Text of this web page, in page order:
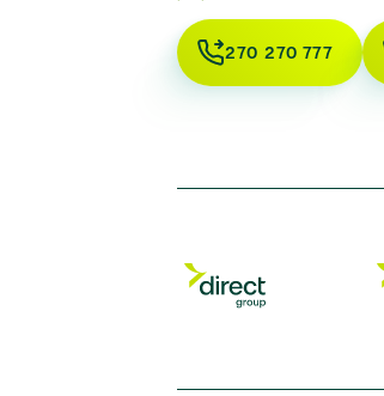
270 270 777